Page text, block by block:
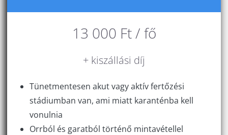
13 000 Ft / fő
+ kiszállási díj
Tünetmentesen akut vagy aktív fertőzési
stádiumban van, ami miatt karanténba kell
vonulnia
Orrból és garatból történő mintavétellel